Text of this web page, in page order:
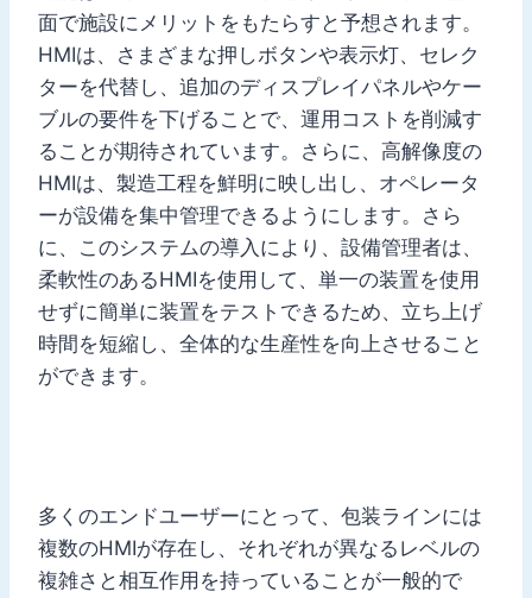
面で施設にメリットをもたらすと予想されます。
HMIは、さまざまな押しボタンや表示灯、セレク
ターを代替し、追加のディスプレイパネルやケー
ブルの要件を下げることで、運用コストを削減す
ることが期待されています。さらに、高解像度の
HMIは、製造工程を鮮明に映し出し、オペレータ
ーが設備を集中管理できるようにします。さら
に、このシステムの導入により、設備管理者は、
柔軟性のあるHMIを使用して、単一の装置を使用
せずに簡単に装置をテストできるため、立ち上げ
時間を短縮し、全体的な生産性を向上させること
ができます。
多くのエンドユーザーにとって、包装ラインには
複数のHMIが存在し、それぞれが異なるレベルの
複雑さと相互作用を持っていることが一般的で